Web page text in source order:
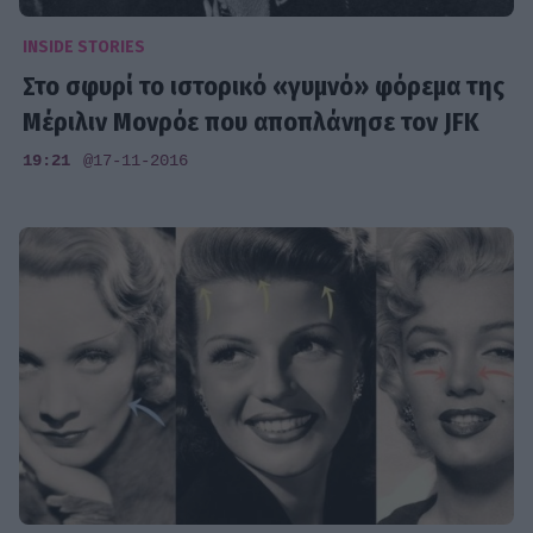
INSIDE STORIES
Στο σφυρί το ιστορικό «γυμνό» φόρεμα της
Μέριλιν Μονρόε που αποπλάνησε τον JFK
19:21 @17-11-2016